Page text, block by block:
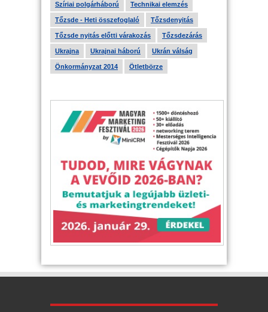
Szíriai polgárháború Technikai elemzés
Tőzsde - Heti összefoglaló Tőzsdenyitás
Tőzsde nyitás előtti várakozás Tőzsdezárás
Ukrajna Ukrajnai háború Ukrán válság
Önkormányzat 2014 Ötletbörze